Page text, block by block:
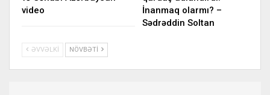
video
İnanmaq olarmı? –
Sədrəddin Soltan
ƏVVƏLKI NÖVBƏTI